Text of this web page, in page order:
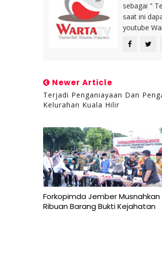
sebagai "
saat ini
youtube
Newer Article
Terjadi Penganiayaan Dan
Kelurahan Kuala Hilir
Forkopimda Jember Musnahkan
Ribuan Barang Bukti Kejahatan